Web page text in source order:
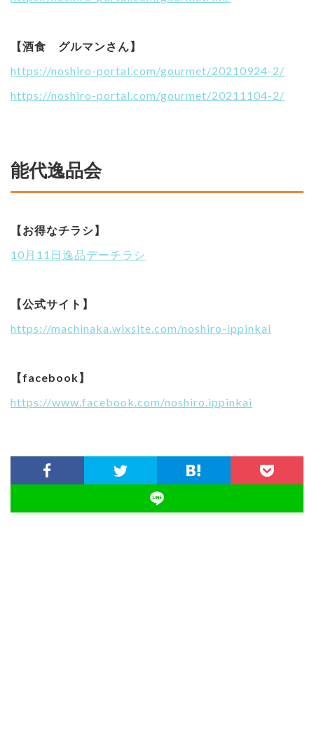
【酒食 グルマンさん】
https://noshiro-portal.com/gourmet/20210924-2/
https://noshiro-portal.com/gourmet/20211104-2/
能代逸品会
【お得なチラシ】
10月11日逸品デーチラシ
【公式サイト】
https://machinaka.wixsite.com/noshiro-ippinkai
【facebook】
https://www.facebook.com/noshiro.ippinkai